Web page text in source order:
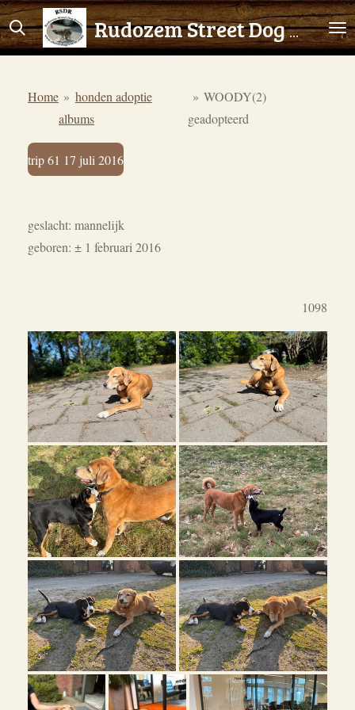
Ga
direct
hoofdinhoud
Rudozem Street Dog Rescue
Home » honden adoptie
albums
» WOODY(2)
geadopteerd
trip 61 17 juli 2016
geslacht: mannelijk
geboren: ± 1 februari 2016
1098